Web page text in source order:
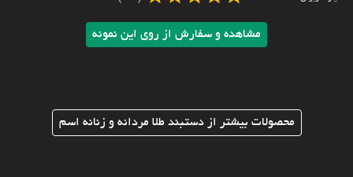
مشاهده و سفارش از روی این نمونه
محصولات بیشتر از دستبند طلا مردانه و زنانه اسم